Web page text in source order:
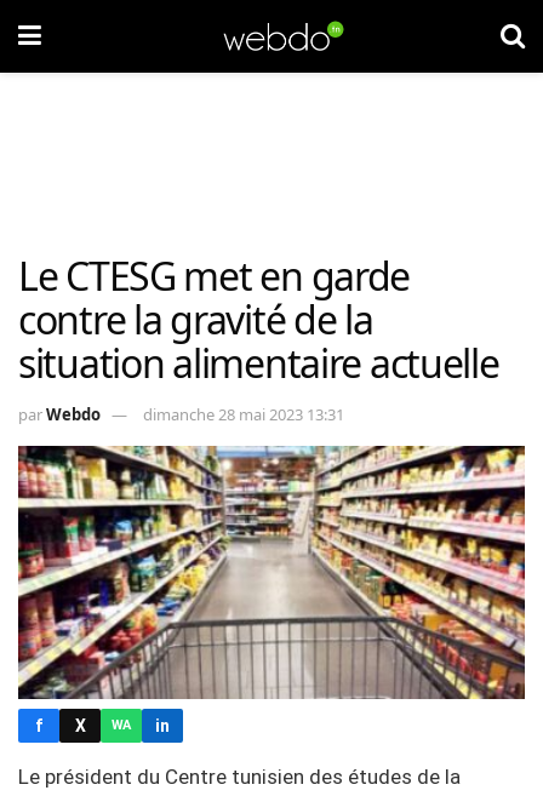
Le CTESG met en garde
contre la gravité de la
situation alimentaire actuelle
parWebdo dimanche 28 mai 2023 13:31
f X WA in
Le président du Centre tunisien des études de la